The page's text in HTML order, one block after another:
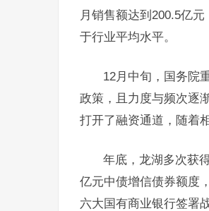
月销售额达到200.5亿
于行业平均水平。
12月中旬，国务院
政策，且力度与频次逐
打开了融资通道，随着
年底，龙湖多次获
亿元中债增信债券额度
六大国有商业银行签署